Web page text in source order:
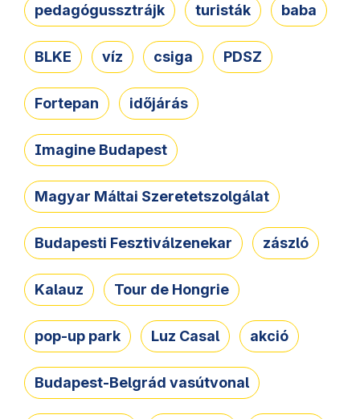
pedagógussztrájk turisták baba
BLKE víz csiga PDSZ
Fortepan időjárás
Imagine Budapest
Magyar Máltai Szeretetszolgálat
Budapesti Fesztiválzenekar zászló
Kalauz Tour de Hongrie
pop-up park Luz Casal akció
Budapest-Belgrád vasútvonal